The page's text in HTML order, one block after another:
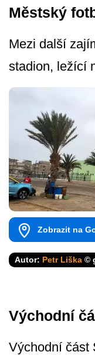
Městský
Mezi další
stadion, ležící
Zobrazit na
Autor: Petr Liška ©
Východní
Východní část